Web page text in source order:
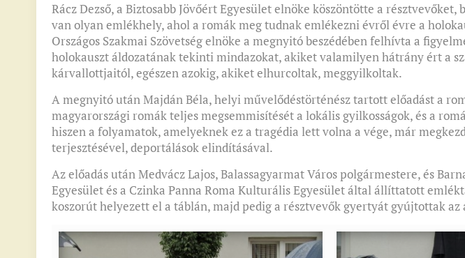
Rácz Dezső, a Biztosabb Jövőért Egyesület elnöke köszöntötte a
van olyan emlékhely, ahol a romák meg tudnak emlékezni évről évre a
Országos Szakmai Szövetség elnöke a megnyitó beszédében felhívta a
holokauszt áldozatának tekinti mindazokat, akiket valamilyen hátrány ért a
kárvallottjaitól, egészen azokig, akiket elhurcoltak, meggyilkoltak.
A megnyitó után Majdán Béla, helyi művelődéstörténész tartott előadást a
magyarországi romák teljes megsemmisítését a lokális gyilkosságok, és a
hiszen a folyamatok, amelyeknek ez a tragédia lett volna a vége, már
terjesztésével, deportálások elindításával.
Az előadás után Medvácz Lajos, Balassagyarmat Város polgármestere, és
Egyesület és a Czinka Panna Roma Kulturális Egyesület által állíttatott
koszorút helyezett el a táblán, majd pedig a résztvevők gyertyát gyújtottak az